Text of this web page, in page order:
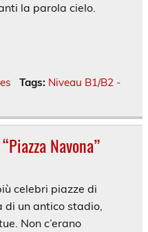
la parola cielo.
Tags: Niveau B1/B2 -
Navona”
celebri piazze di
di un antico stadio,
Non c’erano